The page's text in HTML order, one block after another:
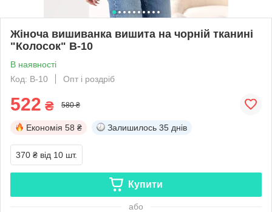
Жіноча вишиванка вишита на чорній тканині
"Колосок" В-10
В наявності
Код: В-10
Опт і роздріб
522 ₴ 580 ₴
Економія 58 ₴ Залишилось 35 днів
370 ₴ від 10 шт.
Купити
або